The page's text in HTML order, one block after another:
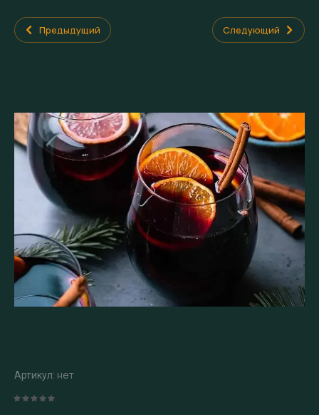
Предыдущий Следующий
Артикул: нет